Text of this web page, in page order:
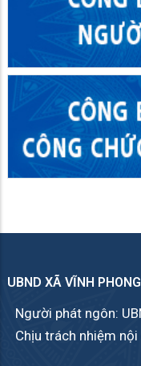
UBND XÃ VĨNH PHONG
Người phát ngôn:
Chịu trách nhiệm nội